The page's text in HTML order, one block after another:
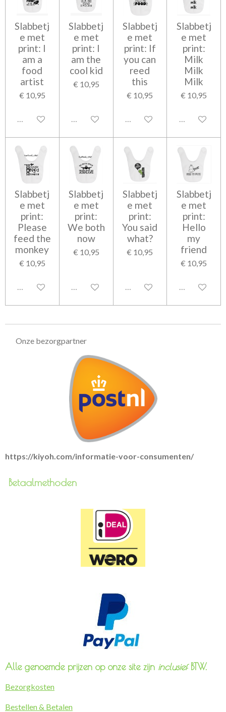
Slabbetj
e met
print: I
am a
food
artist
€ 10,95
Uitgeschakeld
Slabbetj
e met
print: I
am the
cool kid
€ 10,95
Uitgeschakeld
Slabbetj
e met
print: If
you can
reed
this
€ 10,95
Uitgeschakeld
Slabbetj
e met
print:
Milk
Milk
Milk
€ 10,95
Slabbetj
e met
print:
Please
feed the
monkey
€ 10,95
Uitgeschakeld
Slabbetj
e met
print:
We both
now
€ 10,95
Uitgeschakeld
Slabbetj
e met
print:
You said
what?
€ 10,95
Uitgeschakeld
Slabbetj
e met
print:
Hello
my
friend
€ 10,95
Onze bezorgpartner
https://kiyoh.com/informatie-voor-consumenten/
Betaalmethoden
Alle genoemde prijzen op onze site zijn inclusiefBTW.
Bezorgkosten
Bestellen & Betalen